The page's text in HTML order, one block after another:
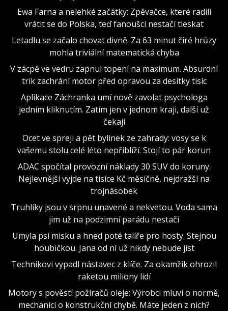
Ewa Farna a nelehké začátky: Zpěvačce, které radili
vrátit se do Polska, teď fanoušci nestačí tleskat
Letadlu se začalo chovat divně. Za 63 minut čiré hrůzy
mohla triviální matematická chyba
V zácpě ve vedru zapnul topení na maximum. Absurdní
trik zachrání motor před opravou za desítky tisíc
Aplikace Záchranka umí nově zavolat psychologa
jedním kliknutím. Zatím jen v jednom kraji, další už
čekají
Ocet ve spreji a pět bylinek ze zahrady: vosy se k
vašemu stolu celé léto nepřiblíží. Stojí to pár korun
ADAC spočítal provozní náklady 30 SUV do koruny.
Nejlevnější vyjde na tisíce Kč měsíčně, nejdražší na
trojnásobek
Truhlíky jsou v srpnu unavené a nekvetou. Voda sama
jim už na podzimní parádu nestačí
Umyla psí misku a hned poté talíře pro hosty. Stejnou
houbičkou. Jana od ní už nikdy nebude jíst
Technikovi vypadl nástavec z klíče. Za okamžik ohrozil
raketou miliony lidí
Motory s pověstí požíračů oleje: Výrobci mluví o normě,
mechanici o konstrukční chybě. Máte jeden z nich?